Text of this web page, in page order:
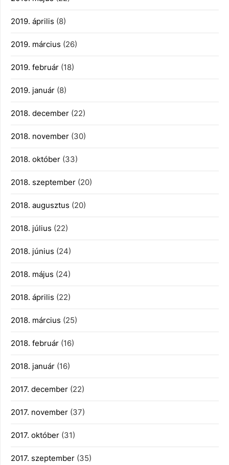
2019. április (8)
2019. március (26)
2019. február (18)
2019. január (8)
2018. december (22)
2018. november (30)
2018. október (33)
2018. szeptember (20)
2018. augusztus (20)
2018. július (22)
2018. június (24)
2018. május (24)
2018. április (22)
2018. március (25)
2018. február (16)
2018. január (16)
2017. december (22)
2017. november (37)
2017. október (31)
2017. szeptember (35)